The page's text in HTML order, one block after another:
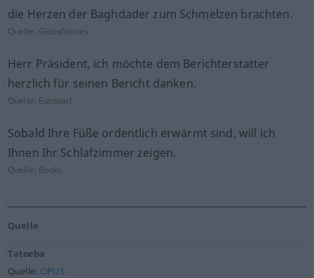
die Herzen der Baghdader zum Schmelzen brachten.
Quelle: GlobalVoices
Herr Präsident, ich möchte dem Berichterstatter
herzlich für seinen Bericht danken.
Quelle: Europarl
Sobald Ihre Füße ordentlich erwärmt sind, will ich
Ihnen Ihr Schlafzimmer zeigen.
Quelle: Books
Quelle
Tatoeba
Quelle: OPUS